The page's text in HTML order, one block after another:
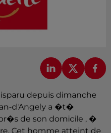
depuis dimanche
d'Angely a �t�
de son domicile , �
Cet homme atteint de